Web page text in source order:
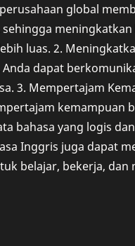
global
luas. 2.
dapat
3. Mempertajam
kemampuan
bahasa yang logis
Inggris juga dapat
belajar, bekerja, dan